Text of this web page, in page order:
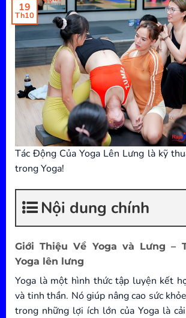
19
Th10
Tác Động Của Yoga Lên Lưng là kỹ
trong Yoga!
Nội dung chính
Giới Thiệu Về Yoga và Lưng –
Yoga lên lưng
Yoga là một hình thức tập luyện kết
và tinh thần. Nó giúp nâng cao sức
trong những lợi ích lớn của Yoga là